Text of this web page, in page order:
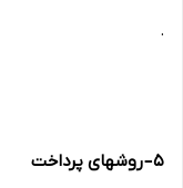
.
۵–روشهای پرداخت